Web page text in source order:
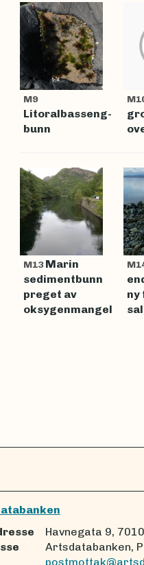
M9
Litoralbasseng-
bunn
M13Marin
sedimentbunn
preget av
oksygenmangel
ny
Havnegata 9,
Artsdatabanken,